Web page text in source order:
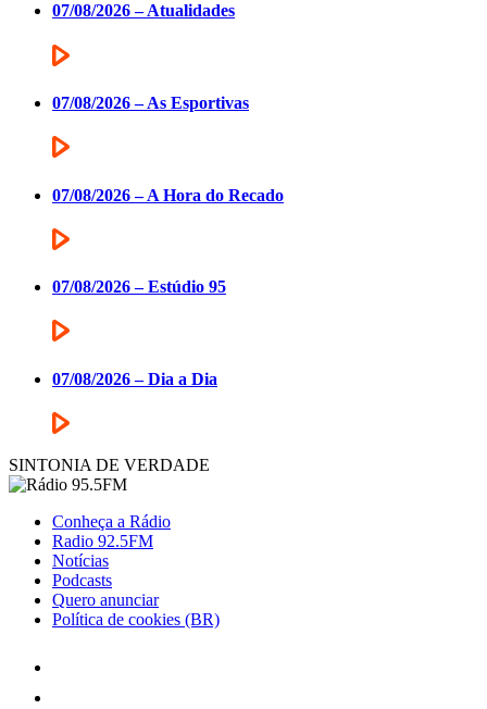
07/08/2026 – Atualidades
07/08/2026 – As Esportivas
07/08/2026 – A Hora do Recado
07/08/2026 – Estúdio 95
07/08/2026 – Dia a Dia
SINTONIA DE VERDADE
Conheça a Rádio
Radio 92.5FM
Notícias
Podcasts
Quero anunciar
Política de cookies (BR)